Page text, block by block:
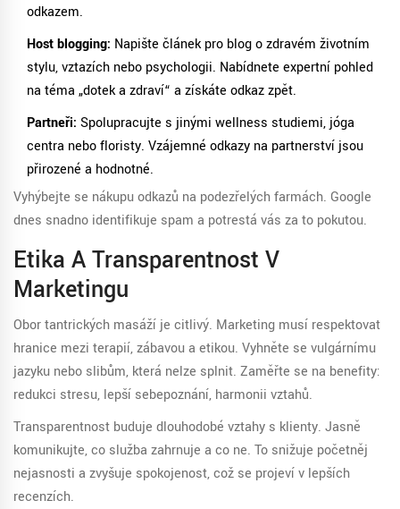
odkazem.
Host blogging: Napište článek pro blog o zdravém životním
stylu, vztazích nebo psychologii. Nabídnete expertní pohled
na téma „dotek a zdraví“ a získáte odkaz zpět.
Partneři: Spolupracujte s jinými wellness studiemi, jóga
centra nebo floristy. Vzájemné odkazy na partnerství jsou
přirozené a hodnotné.
Vyhýbejte se nákupu odkazů na podezřelých farmách. Google
dnes snadno identifikuje spam a potrestá vás za to pokutou.
Etika A Transparentnost V
Marketingu
Obor tantrických masáží je citlivý. Marketing musí respektovat
hranice mezi terapií, zábavou a etikou. Vyhněte se vulgárnímu
jazyku nebo slibům, která nelze splnit. Zaměřte se na benefity:
redukci stresu, lepší sebepoznání, harmonii vztahů.
Transparentnost buduje dlouhodobé vztahy s klienty. Jasně
komunikujte, co služba zahrnuje a co ne. To snižuje početněj
nejasnosti a zvyšuje spokojenost, což se projeví v lepších
recenzích.